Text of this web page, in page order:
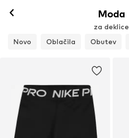
Moda
za deklice
Novo
Oblačila Obutev